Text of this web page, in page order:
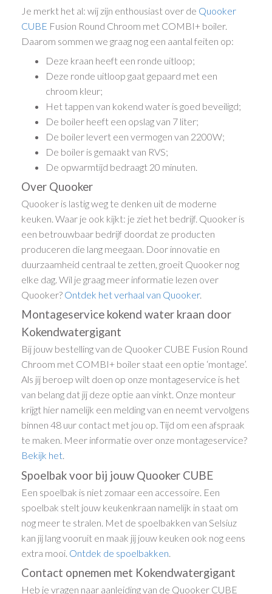
Je merkt het al: wij zijn enthousiast over de Quooker
CUBE Fusion Round Chroom met COMBI+ boiler.
Daarom sommen we graag nog een aantal feiten op:
Deze kraan heeft een ronde uitloop;
Deze ronde uitloop gaat gepaard met een
chroom kleur;
Het tappen van kokend water is goed beveiligd;
De boiler heeft een opslag van 7 liter;
De boiler levert een vermogen van 2200W;
De boiler is gemaakt van RVS;
De opwarmtijd bedraagt 20 minuten.
Over Quooker
Quooker is lastig weg te denken uit de moderne
keuken. Waar je ook kijkt: je ziet het bedrijf. Quooker is
een betrouwbaar bedrijf doordat ze producten
produceren die lang meegaan. Door innovatie en
duurzaamheid centraal te zetten, groeit Quooker nog
elke dag. Wil je graag meer informatie lezen over
Quooker? Ontdek het verhaal van Quooker.
Montageservice kokend water kraan door
Kokendwatergigant
Bij jouw bestelling van de Quooker CUBE Fusion Round
Chroom met COMBI+ boiler staat een optie ‘montage’.
Als jij beroep wilt doen op onze montageservice is het
van belang dat jij deze optie aan vinkt. Onze monteur
krijgt hier namelijk een melding van en neemt vervolgens
binnen 48 uur contact met jou op. Tijd om een afspraak
te maken. Meer informatie over onze montageservice?
Bekijk het.
Spoelbak voor bij jouw Quooker CUBE
Een spoelbak is niet zomaar een accessoire. Een
spoelbak stelt jouw keukenkraan namelijk in staat om
nog meer te stralen. Met de spoelbakken van Selsiuz
kan jij lang vooruit en maak jij jouw keuken ook nog eens
extra mooi. Ontdek de spoelbakken
Contact opnemen met Kokendwatergigant
Heb je vragen naar aanleiding van de Quooker CUBE